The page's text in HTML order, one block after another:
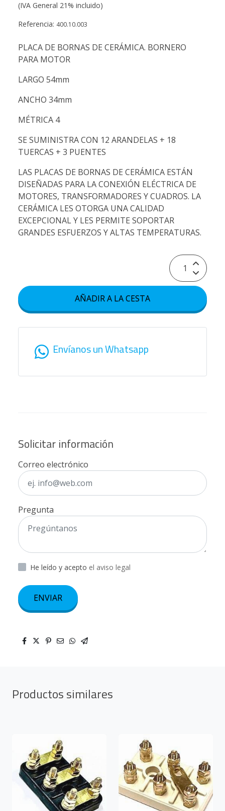
(IVA General 21% incluido)
Referencia: 400.10.003
PLACA DE BORNAS DE CERÁMICA. BORNERO
PARA MOTOR
LARGO 54mm
ANCHO 34mm
MÉTRICA 4
SE SUMINISTRA CON 12 ARANDELAS + 18
TUERCAS + 3 PUENTES
LAS PLACAS DE BORNAS DE CERÁMICA ESTÁN
DISEÑADAS PARA LA CONEXIÓN ELÉCTRICA DE
MOTORES, TRANSFORMADORES Y CUADROS. LA
CERÁMICA LES OTORGA UNA CALIDAD
EXCEPCIONAL Y LES PERMITE SOPORTAR
GRANDES ESFUERZOS Y ALTAS TEMPERATURAS.
AÑADIR A LA CESTA
Envíanos un Whatsapp
Solicitar información
Correo electrónico
Pregunta
He leído y acepto el aviso legal
ENVIAR
Productos similares